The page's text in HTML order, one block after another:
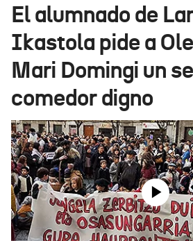
Ikusmiran
Eguraldia
El alumnado de
Ikastola pide a
Mari Domingi un
comedor digno